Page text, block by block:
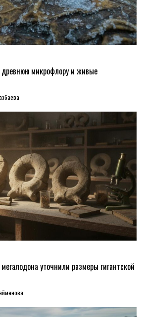
микрофлору и живые
уточнили размеры гигантской